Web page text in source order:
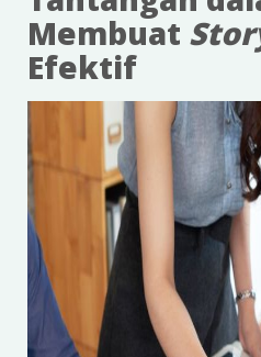
Membuat
Efektif